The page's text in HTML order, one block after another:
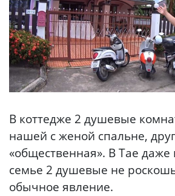
В коттедже 2 душевые
нашей с женой спальне,
«общественная». В Тае
семье 2 душевые не
обычное явление.